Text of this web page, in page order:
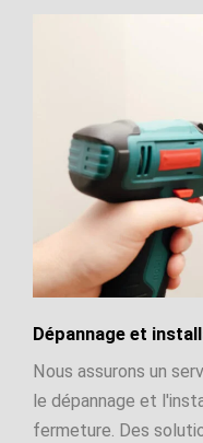
Dépannage et
Nous assurons un
le dépannage et
fermeture. Des